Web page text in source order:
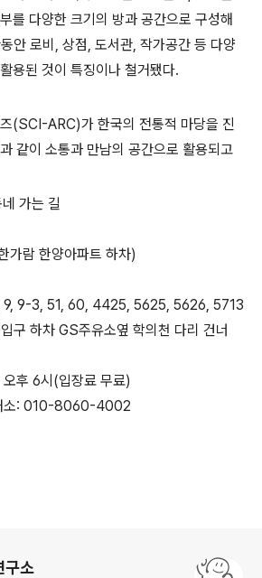
를 다양한 크기의 방과 공간으로 구성해
안 로비, 상점, 도서관, 작가공간 등 다양
용된 것이 특징이나 철거됐다.
(SCI-ARC)가 한국의 전통적 마당을 진
같이 소통과 만남의 공간으로 활용되고
가는 길
가람 한양아파트 하차)
9, 9-3, 51, 60, 4425, 5625, 5626, 5713
구 하차 GS주유소옆 학의천 다리 건너
후 6시(입장료 무료)
소: 010-8060-4002
구소